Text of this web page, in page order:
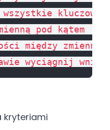
kluczowe
pod kątem
między
kryteriami